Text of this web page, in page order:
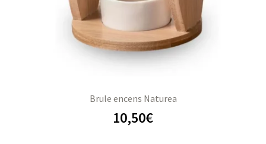
Brule encens Naturea
10,50€